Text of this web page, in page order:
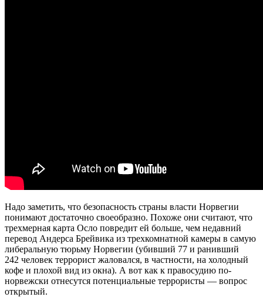
Надо заметить, что безопасность страны власти Норвегии
понимают достаточно своеобразно. Похоже они считают, что
трехмерная карта Осло повредит ей больше, чем недавний
перевод Андерса Брейвика из трехкомнатной камеры в самую
либеральную тюрьму Норвегии (убивший 77 и ранивший
242 человек террорист жаловался, в частности, на холодный
кофе и плохой вид из окна). А вот как к правосудию по-
норвежски отнесутся потенциальные террористы — вопрос
открытый.